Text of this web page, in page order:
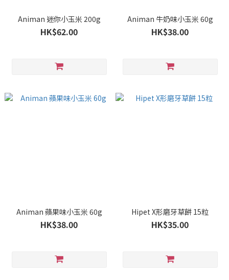
Animan 迷你小玉米 200g
HK$62.00
Animan 牛奶味小玉米 60g
HK$38.00
Animan 蘋果味小玉米 60g
HK$38.00
Hipet X形磨牙草餅 15粒
HK$35.00